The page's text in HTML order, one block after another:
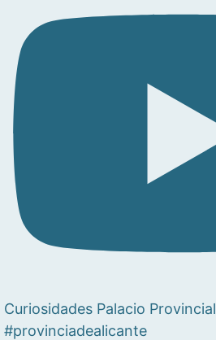
Curiosidades Palacio Provincial
#provinciadealicante